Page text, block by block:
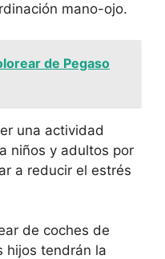
mano-ojo.
de Pegaso
una actividad
niños y adultos por
a reducir el estrés
de coches de
hijos tendrán la